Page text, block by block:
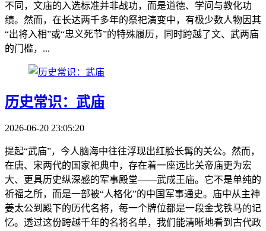
不同，文庙的入选标准并非战功，而是道德、学问与教化功
绩。然而，在长达两千多年的祭祀演变中，有极少数人物因其
“出将入相”或“忠义死节”的特殊履历，同时跨越了文、武两庙
的门槛，...
历史常识：武庙
2026-06-20 23:05:20
提起“武庙”，今人脑海中往往浮现出红脸长髯的关公。然而，
在唐、宋两代的国家祀典中，存在着一座远比关帝庙更为宏
大、更具历史纵深感的军事殿堂——武成王庙。它不是单纯的
祈福之所，而是一部被“人格化”的中国军事通史。庙中从主神
姜太公到殿下的历代名将，每一个牌位都是一段金戈铁马的记
忆。透过这份跨越千年的名将名单，我们能清晰地看到古代政